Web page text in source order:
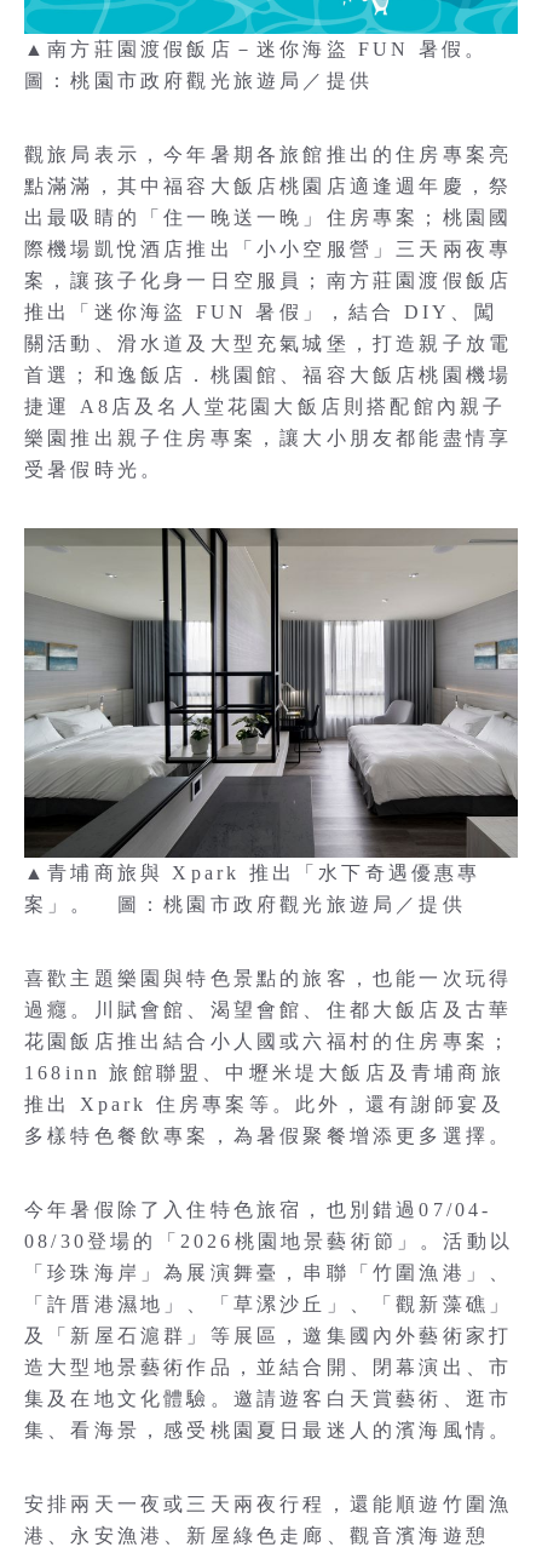
▲南方莊園渡假飯店－迷你海盜 FUN 暑假。
圖：桃園市政府觀光旅遊局／提供
觀旅局表示，今年暑期各旅館推出的住房專案亮
點滿滿，其中福容大飯店桃園店適逢週年慶，祭
出最吸睛的「住一晚送一晚」住房專案；桃園國
際機場凱悅酒店推出「小小空服營」三天兩夜專
案，讓孩子化身一日空服員；南方莊園渡假飯店
推出「迷你海盜 FUN 暑假」，結合 DIY、闖
關活動、滑水道及大型充氣城堡，打造親子放電
首選；和逸飯店．桃園館、福容大飯店桃園機場
捷運 A8店及名人堂花園大飯店則搭配館內親子
樂園推出親子住房專案，讓大小朋友都能盡情享
受暑假時光。
▲青埔商旅與 Xpark 推出「水下奇遇優惠專
案」。 圖：桃園市政府觀光旅遊局／提供
喜歡主題樂園與特色景點的旅客，也能一次玩得
過癮。川賦會館、渴望會館、住都大飯店及古華
花園飯店推出結合小人國或六福村的住房專案；
168inn 旅館聯盟、中壢米堤大飯店及青埔商旅
推出 Xpark 住房專案等。此外，還有謝師宴及
多樣特色餐飲專案，為暑假聚餐增添更多選擇。
今年暑假除了入住特色旅宿，也別錯過07/04-
08/30登場的「2026桃園地景藝術節」。活動以
「珍珠海岸」為展演舞臺，串聯「竹圍漁港」、
「許厝港濕地」、「草漯沙丘」、「觀新藻礁」
及「新屋石滬群」等展區，邀集國內外藝術家打
造大型地景藝術作品，並結合開、閉幕演出、市
集及在地文化體驗。邀請遊客白天賞藝術、逛市
集、看海景，感受桃園夏日最迷人的濱海風情。
安排兩天一夜或三天兩夜行程，還能順遊竹圍漁
港、永安漁港、新屋綠色走廊、觀音濱海遊憩